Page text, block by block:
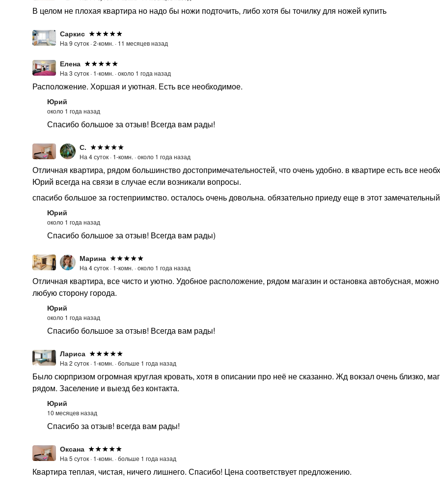
В целом не плохая квартира но надо бы ножи подточить, либо хотя бы точилку для ножей купить
Саркис
На 9 суток ·2-комн. · 11 месяцев назад
Елена
На 3 суток · 1-комн. ·около 1 года назад
Расположение. Хоршая и уютная. Есть все необходимое.
Юрий
около 1 года назад
Спасибо большое за отзыв! Всегда вам рады!
С.
На 4 суток · 1-комн. ·около 1 года назад
Отличная квартира, рядом большинство достопримечательностей, что очень удобно. в квартире есть все
Юрий всегда на связи в случае если возникали вопросы.
спасибо большое за гостеприимство. осталось очень довольна. обязательно приеду еще в этот
Юрий
около 1 года назад
Спасибо большое за отзыв! Всегда вам рады)
Марина
На 4 суток · 1-комн. ·около 1 года назад
Отличная квартира, все чисто и уютно. Удобное расположение, рядом магазин и остановка автобусная, можно
любую сторону города.
Юрий
около 1 года назад
Спасибо большое за отзыв! Всегда вам рады!
Лариса
На 2 суток · 1-комн. ·больше 1 года назад
Было сюрпризом огромная круглая кровать, хотя в описании про неё не сказанно. Жд вокзал очень близко,
рядом. Заселение и выезд без контакта.
Юрий
10 месяцев назад
Спасибо за отзыв! всегда вам рады!
Оксана
На 5 суток · 1-комн. ·больше 1 года назад
Квартира теплая, чистая, ничего лишнего. Спасибо! Цена соответствует предложению.